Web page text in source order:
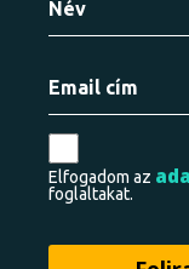
Elfogadom az
foglaltakat.